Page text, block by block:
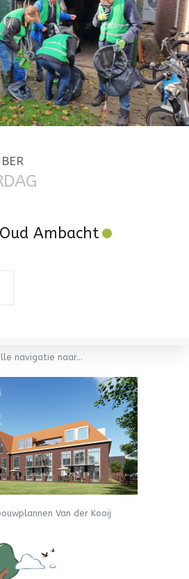
Ambacht
navigatie naar...
Van der Kooij